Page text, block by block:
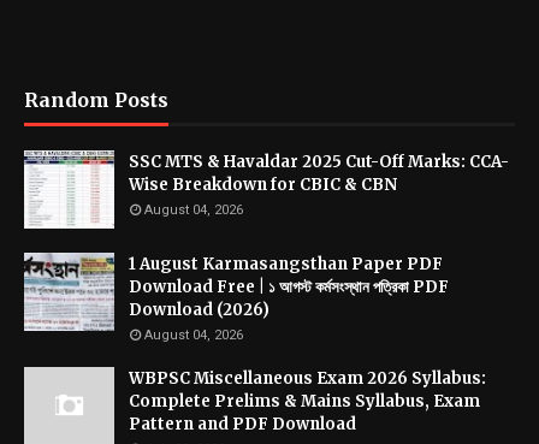
Random Posts
SSC MTS & Havaldar 2025 Cut-Off Marks: CCA-
Wise Breakdown for CBIC & CBN
August 04, 2026
1 August Karmasangsthan Paper PDF
Download Free | ১ আগস্ট কর্মসংস্থান পত্রিকা PDF
Download (2026)
August 04, 2026
WBPSC Miscellaneous Exam 2026 Syllabus:
Complete Prelims & Mains Syllabus, Exam
Pattern and PDF Download